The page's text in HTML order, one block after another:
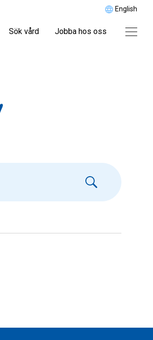
English
Sök vård Jobba hos oss